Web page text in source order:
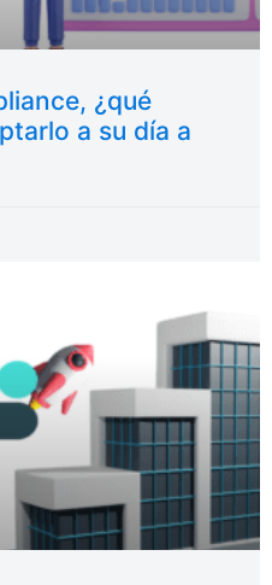
¿qué
a su día a